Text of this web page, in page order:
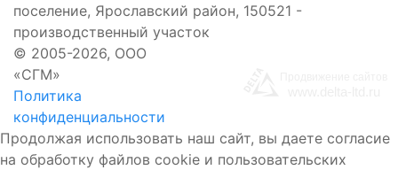
поселение, Ярославский район, 150521 -
производственный участок
© 2005-2026, ООО
«СГМ»
Политика
конфиденциальности
Продолжая использовать наш сайт, вы даете согласие
на обработку файлов cookie и пользовательских